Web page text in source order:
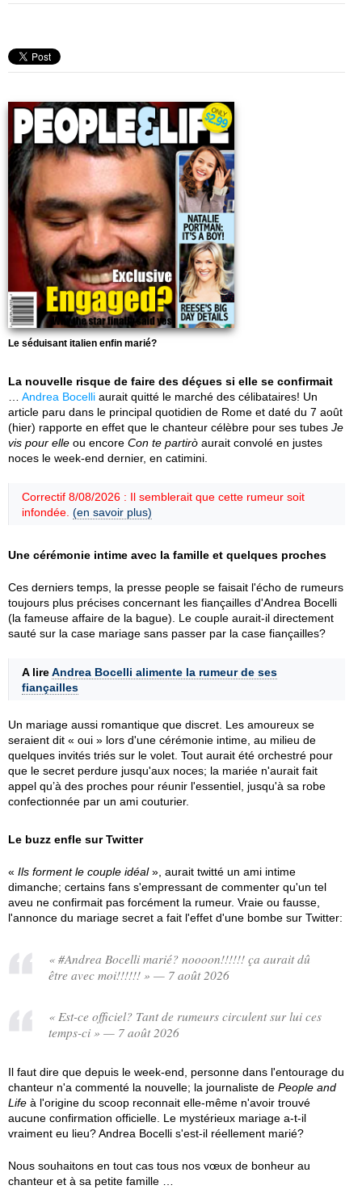
Le séduisant italien enfin marié?
La nouvelle risque de faire des déçues si elle se confirmait
Andrea Bocelli aurait quitté le marché des célibataires! Un
article paru dans le principal quotidien de Rome et daté du 7 août
(hier) rapporte en effet que le chanteur célèbre pour ses tubes Je
vis pour elle ou encore Con te partirò aurait convolé en justes
noces le week-end dernier, en catimini.
Correctif 8/08/2026 : Il semblerait que cette rumeur soit
infondée. (en savoir plus)
Une cérémonie intime avec la famille et quelques proches
Ces derniers temps, la presse people se faisait l'écho de rumeurs
toujours plus précises concernant les fiançailles d'Andrea Bocelli
(la fameuse affaire de la bague). Le couple aurait-il directement
sauté sur la case mariage sans passer par la case fiançailles?
A lireAndrea Bocelli alimente la rumeur de ses
fiançailles
Un mariage aussi romantique que discret. Les amoureux se
seraient dit « oui » lors d'une cérémonie intime, au milieu de
quelques invités triés sur le volet. Tout aurait été orchestré pour
que le secret perdure jusqu'aux noces; la mariée n'aurait fait
appel qu’à des proches pour réunir l'essentiel, jusqu'à sa robe
confectionnée par un ami couturier.
Le buzz enfle sur Twitter
« Ils forment le couple idéal», aurait twitté un ami intime
dimanche; certains fans s'empressant de commenter qu'un tel
aveu ne confirmait pas forcément la rumeur. Vraie ou fausse,
l'annonce du mariage secret a fait l'effet d'une bombe sur Twitter:
« #Andrea Bocelli marié? noooon!!!!!! ça aurait dû
être avec moi!!!!!! » — 7 août 2026
« Est-ce officiel? Tant de rumeurs circulent sur lui ces
temps-ci » — 7 août 2026
Il faut dire que depuis le week-end, personne dans l'entourage du
chanteur n'a commenté la nouvelle; la journaliste de People and
Life à l'origine du scoop reconnait elle-même n'avoir trouvé
aucune confirmation officielle. Le mystérieux mariage a-t-il
vraiment eu lieu? Andrea Bocelli s'est-il réellement marié?
Nous souhaitons en tout cas tous nos vœux de bonheur au
chanteur et à sa petite famille …